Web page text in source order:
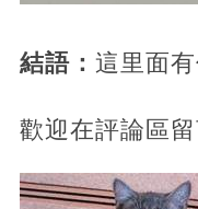
結語： 這里面
歡迎在評論區